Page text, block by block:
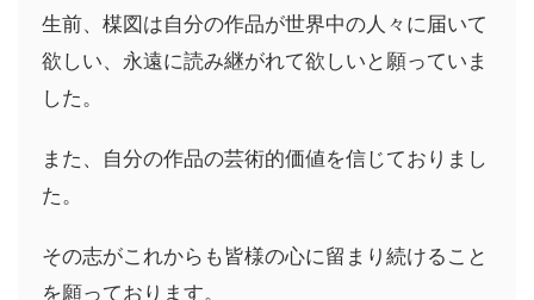
生前、楳図は自分の作品が世界中の人々に届いて
欲しい、永遠に読み継がれて欲しいと願っていま
した。
また、自分の作品の芸術的価値を信じておりまし
た。
その志がこれからも皆様の心に留まり続けること
を願っております。